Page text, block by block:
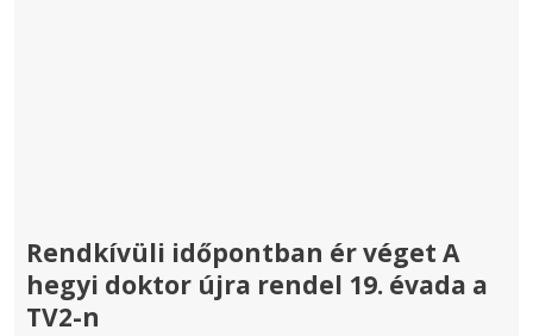
Rendkívüli időpontban ér véget A
hegyi doktor újra rendel 19. évada a
TV2-n